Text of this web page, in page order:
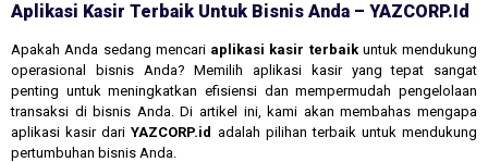
Aplikasi Kasir Terbaik Untuk Bisnis Anda – YAZCORP.id
Apakah Anda sedang mencari aplikasi kasir terbaikuntuk mendukung
operasional bisnis Anda? Memilih aplikasi kasir yang tepat sangat
penting untuk meningkatkan efisiensi dan mempermudah pengelolaan
transaksi di bisnis Anda. Di artikel ini, kami akan membahas mengapa
aplikasi kasir dariYAZCORP.id adalah pilihan terbaik untuk mendukung
pertumbuhan bisnis Anda.